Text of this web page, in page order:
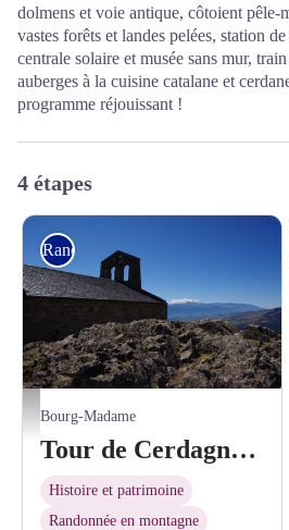
dolmens et voie antique, côtoient pêle-
vastes forêts et landes pelées, station
centrale solaire et musée sans mur,
auberges à la cuisine catalane et
programme réjouissant !
4 étapes
Vue depuis la chapelle Santa Maria de Belloc -
Rando itinérante
Bourg-Madame
Tour de Cerdagne, de Bourg-Madame à Dorres
Histoire et patrimoine
Randonnée en montagne